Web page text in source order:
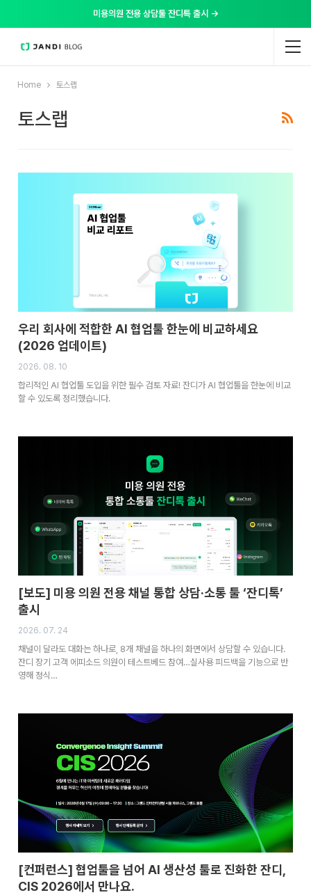
미용의원 전용 상담툴 잔디톡 출시 →
Home 토스랩
토스랩
우리 회사에 적합한 AI 협업툴 한눈에 비교하세요
(2026 업데이트)
2026. 08. 10
합리적인 AI 협업툴 도입을 위한 필수 검토 자료! 잔디가 AI 협업툴을 한눈에 비교
할 수 있도록 정리했습니다.
[보도] 미용 의원 전용 채널 통합 상담·소통 툴 ‘잔디톡’
출시
2026. 07. 24
채널이 달라도 대화는 하나로, 8개 채널을 하나의 화면에서 상담할 수 있습니다.
잔디 장기 고객 에피소드 의원이 테스트베드 참여…실사용 피드백을 기능으로 반
영해 정식…
[컨퍼런스] 협업툴을 넘어 AI 생산성 툴로 진화한 잔디,
CIS 2026에서 만나요.